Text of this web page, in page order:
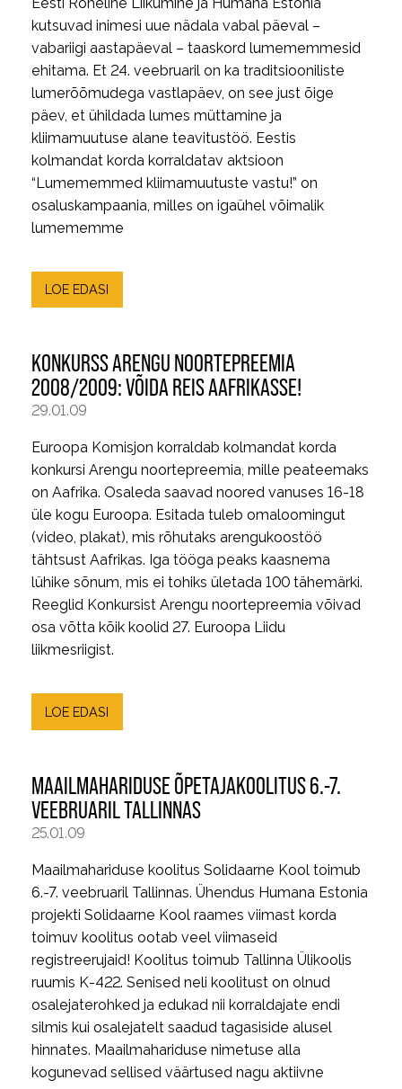
kutsuvad inimesi uue nädala vabal päeval –
vabariigi aastapäeval – taaskord lumememmesid
ehitama. Et 24. veebruaril on ka traditsiooniliste
lumerõõmudega vastlapäev, on see just õige
päev, et ühildada lumes müttamine ja
kliimamuutuse alane teavitustöö. Eestis
kolmandat korda korraldatav aktsioon
“Lumememmed kliimamuutuste vastu!” on
osaluskampaania, milles on igaühel võimalik
lumememme
LOE EDASI
KONKURSS ARENGU NOORTEPREEMIA
2008/2009: VÕIDA REIS AAFRIKASSE!
29.01.09
Euroopa Komisjon korraldab kolmandat korda
konkursi Arengu noortepreemia, mille peateemaks
on Aafrika. Osaleda saavad noored vanuses 16-18
üle kogu Euroopa. Esitada tuleb omaloomingut
(video, plakat), mis rõhutaks arengukoostöö
tähtsust Aafrikas. Iga tööga peaks kaasnema
lühike sõnum, mis ei tohiks ületada 100 tähemärki.
Reeglid Konkursist Arengu noortepreemia võivad
osa võtta kõik koolid 27. Euroopa Liidu
liikmesriigist.
LOE EDASI
MAAILMAHARIDUSE ÕPETAJAKOOLITUS 6.-7.
VEEBRUARIL TALLINNAS
25.01.09
Maailmahariduse koolitus Solidaarne Kool toimub
6.-7. veebruaril Tallinnas. Ühendus Humana Estonia
projekti Solidaarne Kool raames viimast korda
toimuv koolitus ootab veel viimaseid
registreerujaid! Koolitus toimub Tallinna Ülikoolis
ruumis K-422. Senised neli koolitust on olnud
osalejaterohked ja edukad nii korraldajate endi
silmis kui osalejatelt saadud tagasiside alusel
hinnates. Maailmahariduse nimetuse alla
kogunevad sellised väärtused nagu aktiivne